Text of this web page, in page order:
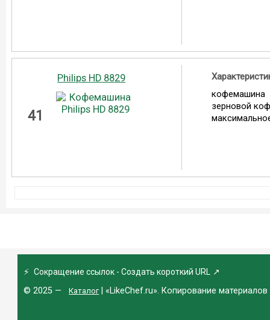
41
Philips HD 8829
кофемашина
зерновой
⚡ Сокращение ссылок - Создать короткий URL ↗
© 2025 —
Каталог| «LikeChef.ru». Копирование